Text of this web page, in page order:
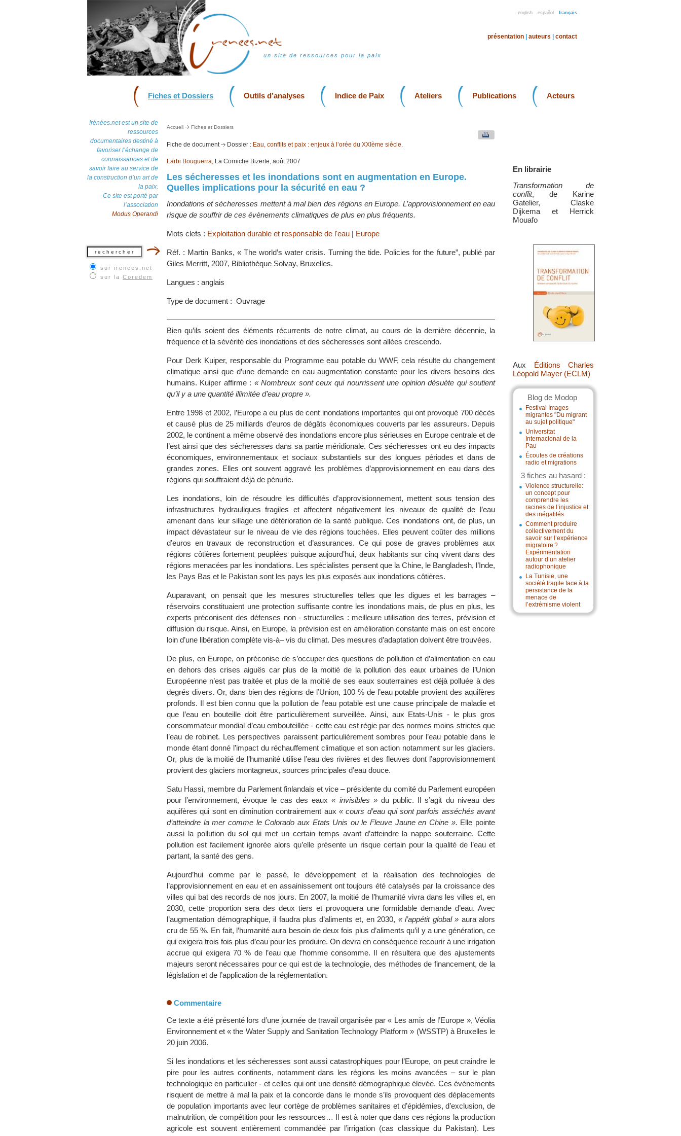
english español français
un site de ressources pour la paix
présentation auteurs contact
Fiches et Dossiers Outils d’analyses Indice de Paix Ateliers Publications Acteurs
Irénées.net est un site de
ressources
documentaires destiné à
favoriser l’échange de
connaissances et de
savoir faire au service de
la construction d’un art de
la paix.
Ce site est porté par
l’association
Modus Operandi
sur irenees.net
sur la Coredem
En librairie
Transformation de
conflit, de Karine
Gatelier, Claske
Dijkema et Herrick
Mouafo
Aux Éditions Charles
Léopold Mayer (ECLM)
Blog de Modop
Festival Images
migrantes "Du migrant
au sujet politique"
Universitat
Internacional de la
Pau
Écoutes de créations
radio et migrations
3 fiches au hasard :
Violence structurelle:
un concept pour
comprendre les
racines de l’injustice et
des inégalités
Comment produire
collectivement du
savoir sur l’expérience
migratoire ?
Expérimentation
autour d’un atelier
radiophonique
La Tunisie, une
société fragile face à la
persistance de la
menace de
l’extrémisme violent
Accueil Fiches et Dossiers
Fiche de document Dossier : Eau, conflits et paix : enjeux à l’orée du XXIème siècle.
Larbi Bouguerra, La Corniche Bizerte, août 2007
Les sécheresses et les inondations sont en augmentation en Europe.
Quelles implications pour la sécurité en eau ?
Inondations et sécheresses mettent à mal bien des régions en Europe. L’approvisionnement en eau
risque de souffrir de ces évènements climatiques de plus en plus fréquents.
Mots clefs : Exploitation durable et responsable de l'eau | Europe
Réf. : Martin Banks, « The world’s water crisis. Turning the tide. Policies for the future”, publié par
Giles Merritt, 2007, Bibliothèque Solvay, Bruxelles.
Langues : anglais
Type de document : Ouvrage
Bien qu’ils soient des éléments récurrents de notre climat, au cours de la dernière décennie, la
fréquence et la sévérité des inondations et des sécheresses sont allées crescendo.
Pour Derk Kuiper, responsable du Programme eau potable du WWF, cela résulte du changement
climatique ainsi que d’une demande en eau augmentation constante pour les divers besoins des
humains. Kuiper affirme : « Nombreux sont ceux qui nourrissent une opinion désuète qui soutient
qu’il y a une quantité illimitée d’eau propre ».
Entre 1998 et 2002, l’Europe a eu plus de cent inondations importantes qui ont provoqué 700 décès
et causé plus de 25 milliards d’euros de dégâts économiques couverts par les assureurs. Depuis
2002, le continent a même observé des inondations encore plus sérieuses en Europe centrale et de
l’est ainsi que des sécheresses dans sa partie méridionale. Ces sécheresses ont eu des impacts
économiques, environnementaux et sociaux substantiels sur des longues périodes et dans de
grandes zones. Elles ont souvent aggravé les problèmes d’approvisionnement en eau dans des
régions qui souffraient déjà de pénurie.
Les inondations, loin de résoudre les difficultés d’approvisionnement, mettent sous tension des
infrastructures hydrauliques fragiles et affectent négativement les niveaux de qualité de l’eau
amenant dans leur sillage une détérioration de la santé publique. Ces inondations ont, de plus, un
impact dévastateur sur le niveau de vie des régions touchées. Elles peuvent coûter des millions
d’euros en travaux de reconstruction et d’assurances. Ce qui pose de graves problèmes aux
régions côtières fortement peuplées puisque aujourd’hui, deux habitants sur cinq vivent dans des
régions menacées par les inondations. Les spécialistes pensent que la Chine, le Bangladesh, l’Inde,
les Pays Bas et le Pakistan sont les pays les plus exposés aux inondations côtières.
Auparavant, on pensait que les mesures structurelles telles que les digues et les barrages –
réservoirs constituaient une protection suffisante contre les inondations mais, de plus en plus, les
experts préconisent des défenses non - structurelles : meilleure utilisation des terres, prévision et
diffusion du risque. Ainsi, en Europe, la prévision est en amélioration constante mais on est encore
loin d’une libération complète vis-à– vis du climat. Des mesures d’adaptation doivent être trouvées.
De plus, en Europe, on préconise de s’occuper des questions de pollution et d’alimentation en eau
en dehors des crises aiguës car plus de la moitié de la pollution des eaux urbaines de l’Union
Européenne n’est pas traitée et plus de la moitié de ses eaux souterraines est déjà polluée à des
degrés divers. Or, dans bien des régions de l’Union, 100 % de l’eau potable provient des aquifères
profonds. Il est bien connu que la pollution de l’eau potable est une cause principale de maladie et
que l’eau en bouteille doit être particulièrement surveillée. Ainsi, aux Etats-Unis - le plus gros
consommateur mondial d’eau embouteillée - cette eau est régie par des normes moins strictes que
l’eau de robinet. Les perspectives paraissent particulièrement sombres pour l’eau potable dans le
monde étant donné l’impact du réchauffement climatique et son action notamment sur les glaciers.
Or, plus de la moitié de l’humanité utilise l’eau des rivières et des fleuves dont l’approvisionnement
provient des glaciers montagneux, sources principales d’eau douce.
Satu Hassi, membre du Parlement finlandais et vice – présidente du comité du Parlement européen
pour l’environnement, évoque le cas des eaux« invisibles »du public. Il s’agit du niveau des
aquifères qui sont en diminution contrairement aux « cours d’eau qui sont parfois asséchés avant
d’atteindre la mer comme le Colorado aux Etats Unis ou le Fleuve Jaune en Chine ». Elle pointe
aussi la pollution du sol qui met un certain temps avant d’atteindre la nappe souterraine. Cette
pollution est facilement ignorée alors qu’elle présente un risque certain pour la qualité de l’eau et
partant, la santé des gens.
Aujourd’hui comme par le passé, le développement et la réalisation des technologies de
l’approvisionnement en eau et en assainissement ont toujours été catalysés par la croissance des
villes qui bat des records de nos jours. En 2007, la moitié de l’humanité vivra dans les villes et, en
2030, cette proportion sera des deux tiers et provoquera une formidable demande d’eau. Avec
l’augmentation démographique, il faudra plus d’aliments et, en 2030, « l’appétit global » aura alors
cru de 55 %. En fait, l’humanité aura besoin de deux fois plus d’aliments qu’il y a une génération, ce
qui exigera trois fois plus d’eau pour les produire. On devra en conséquence recourir à une irrigation
accrue qui exigera 70 % de l’eau que l’homme consomme. Il en résultera que des ajustements
majeurs seront nécessaires pour ce qui est de la technologie, des méthodes de financement, de la
législation et de l’application de la réglementation.
Commentaire
Ce texte a été présenté lors d’une journée de travail organisée par « Les amis de l’Europe », Véolia
Environnement et « the Water Supply and Sanitation Technology Platform » (WSSTP) à Bruxelles le
20 juin 2006.
Si les inondations et les sécheresses sont aussi catastrophiques pour l’Europe, on peut craindre le
pire pour les autres continents, notamment dans les régions les moins avancées – sur le plan
technologique en particulier - et celles qui ont une densité démographique élevée. Ces événements
risquent de mettre à mal la paix et la concorde dans le monde s’ils provoquent des déplacements
de population importants avec leur cortège de problèmes sanitaires et d’épidémies, d’exclusion, de
malnutrition, de compétition pour les ressources… Il est à noter que dans ces régions la production
agricole est souvent entièrement commandée par l’irrigation (cas classique du Pakistan). Les